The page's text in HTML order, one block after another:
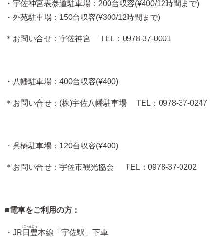
・宇佐神宮表参道駐車場：200台収容(¥400/12時間まで)
・外苑駐車場：150台収容(¥300/12時間まで)
＊お問い合せ：宇佐神宮 TEL：0978-37-0001
・八幡駐車場：400台収容(¥400)
＊お問い合せ：(株)宇佐八幡駐車場 TEL：0978-37-0247
・呉橋駐車場：120台収容(¥400)
＊お問い合せ：宇佐市観光協会 TEL：0978-37-0202
■電車をご利用の方：
・JR 日豊
にっぽう
本線「宇佐駅」下車